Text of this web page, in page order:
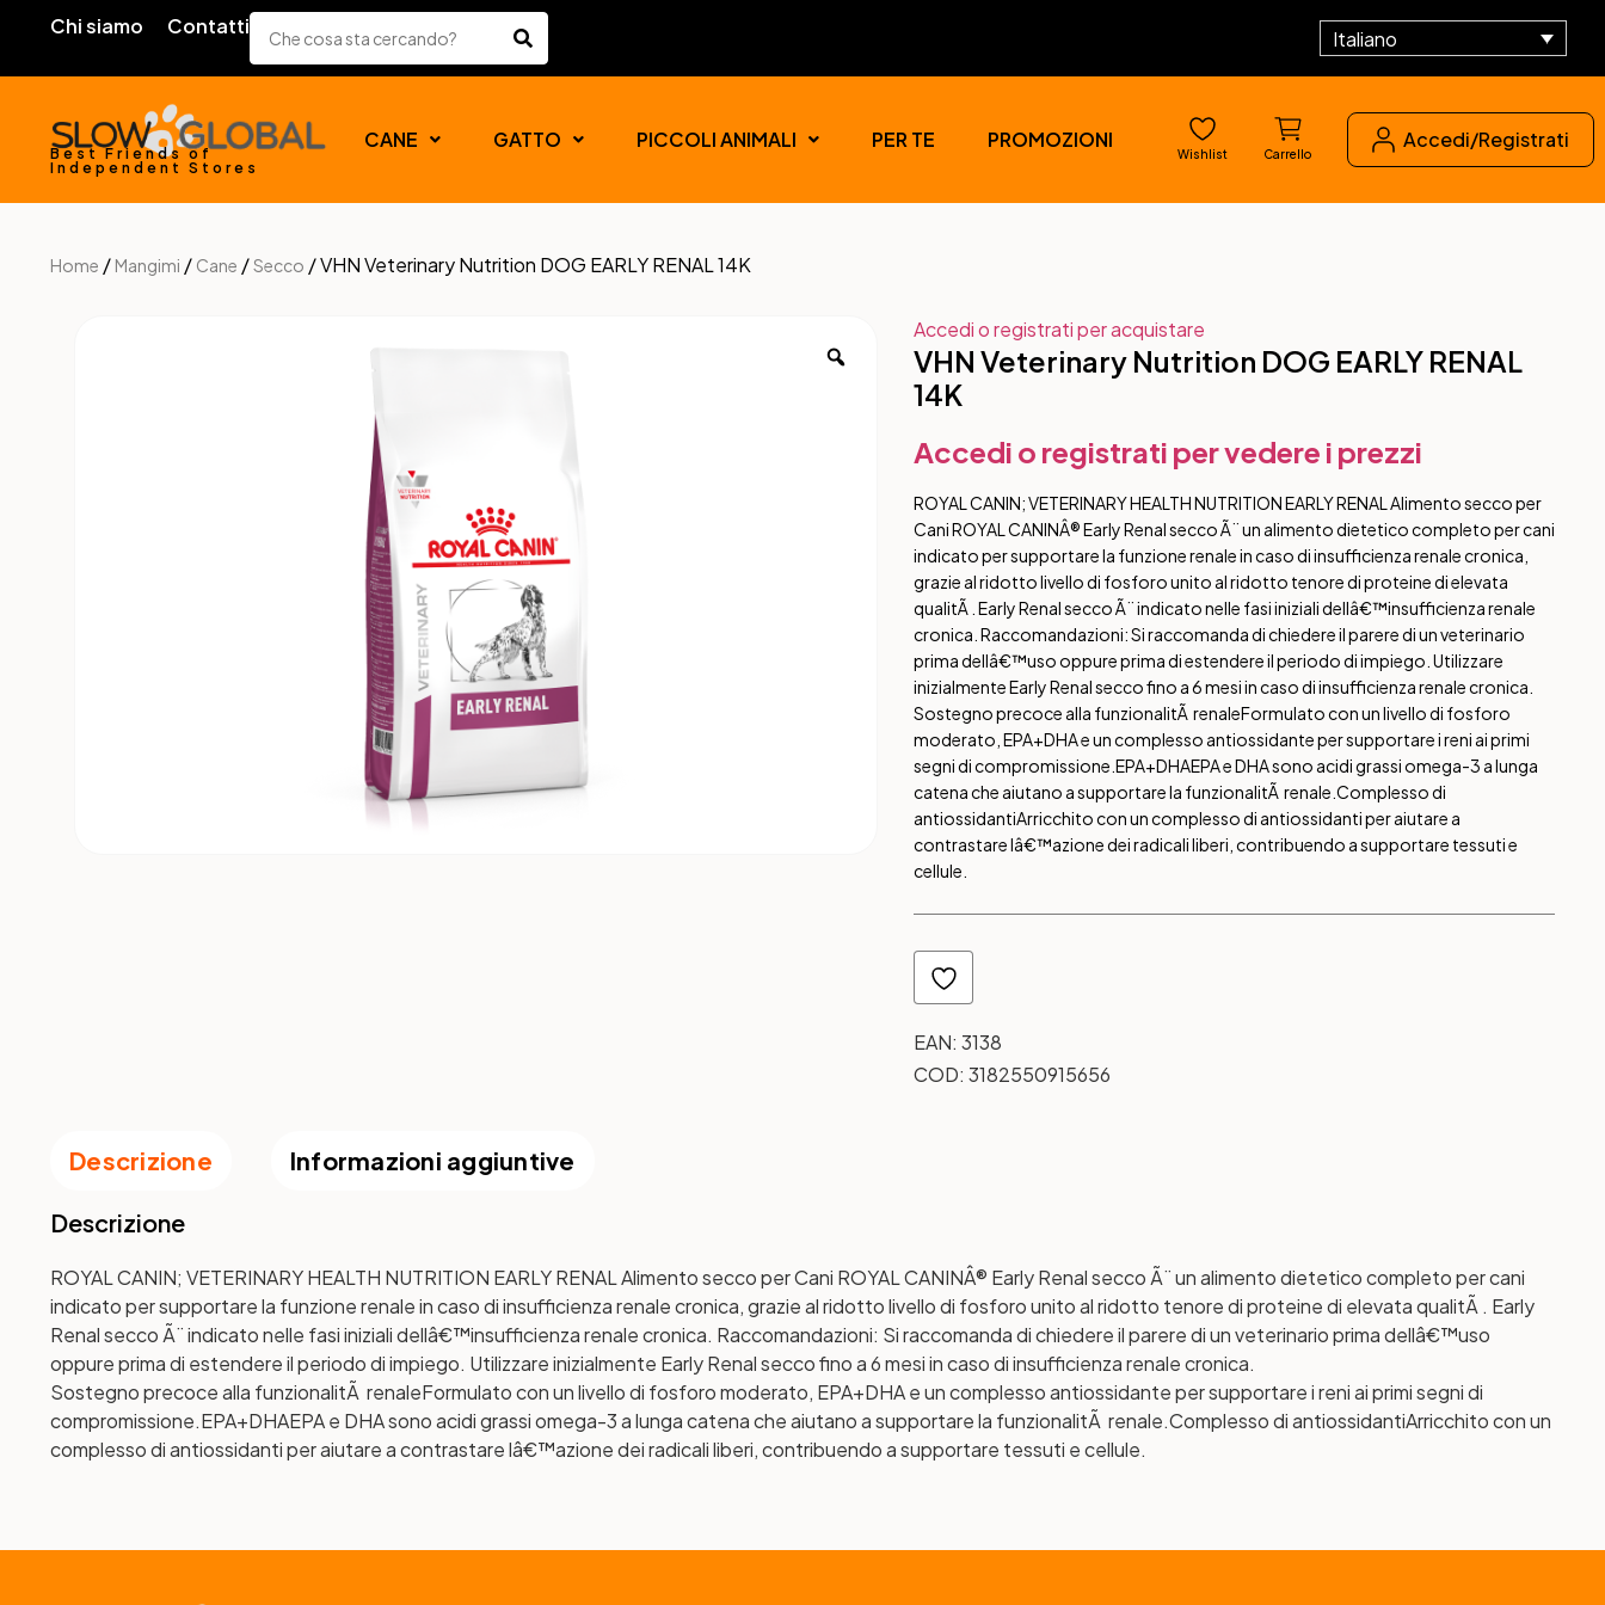
Chi siamo Contatti
Italiano
Best Friends of
Independent Stores
CANE GATTO PICCOLI ANIMALI PER TE PROMOZIONI
Wishlist Carrello
Accedi/Registrati
Home / Mangimi / Cane /Secco / VHN Veterinary Nutrition DOG EARLY RENAL 14K
Accedi o registrati per acquistare
VHN Veterinary Nutrition DOG EARLY RENAL
14K
Accedi o registrati per vedere i prezzi
ROYAL CANIN; VETERINARY HEALTH NUTRITION EARLY RENAL Alimento secco per
Cani ROYAL CANINÂ® Early Renal secco Ã¨ un alimento dietetico completo per cani
indicato per supportare la funzione renale in caso di insufficienza renale cronica,
grazie al ridotto livello di fosforo unito al ridotto tenore di proteine di elevata
qualitÃ . Early Renal secco Ã¨ indicato nelle fasi iniziali dellâ€™insufficienza renale
cronica. Raccomandazioni: Si raccomanda di chiedere il parere di un veterinario
prima dellâ€™uso oppure prima di estendere il periodo di impiego. Utilizzare
inizialmente Early Renal secco fino a 6 mesi in caso di insufficienza renale cronica.
Sostegno precoce alla funzionalitÃ renaleFormulato con un livello di fosforo
moderato, EPA+DHA e un complesso antiossidante per supportare i reni ai primi
segni di compromissione. EPA+DHAEPA e DHA sono acidi grassi omega-3 a lunga
catena che aiutano a supportare la funzionalitÃ renale. Complesso di
antiossidantiArricchito con un complesso di antiossidanti per aiutare a
contrastare lâ€™azione dei radicali liberi, contribuendo a supportare tessuti e
cellule.
EAN: 3138
COD: 3182550915656
Descrizione Informazioni aggiuntive
Descrizione
ROYAL CANIN; VETERINARY HEALTH NUTRITION EARLY RENAL Alimento secco per Cani ROYAL CANINÂ® Early Renal secco Ã¨ un alimento dietetico completo per cani
indicato per supportare la funzione renale in caso di insufficienza renale cronica, grazie al ridotto livello di fosforo unito al ridotto tenore di proteine di elevata qualitÃ . Early
Renal secco Ã¨ indicato nelle fasi iniziali dellâ€™insufficienza renale cronica. Raccomandazioni: Si raccomanda di chiedere il parere di un veterinario prima dellâ€™uso
oppure prima di estendere il periodo di impiego. Utilizzare inizialmente Early Renal secco fino a 6 mesi in caso di insufficienza renale cronica.
Sostegno precoce alla funzionalitÃ renaleFormulato con un livello di fosforo moderato, EPA+DHA e un complesso antiossidante per supportare i reni ai primi segni di
compromissione.EPA+DHAEPA e DHA sono acidi grassi omega-3 a lunga catena che aiutano a supportare la funzionalitÃ renale.Complesso di antiossidantiArricchito con un
complesso di antiossidanti per aiutare a contrastare lâ€™azione dei radicali liberi, contribuendo a supportare tessuti e cellule.